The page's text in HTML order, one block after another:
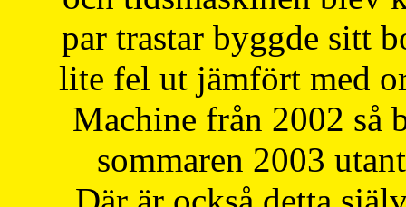
par trastar byggde sitt
lite fel ut jämfört med
Machine från 2002 så
sommaren 2003